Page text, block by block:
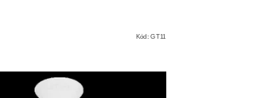
Kód:GT11